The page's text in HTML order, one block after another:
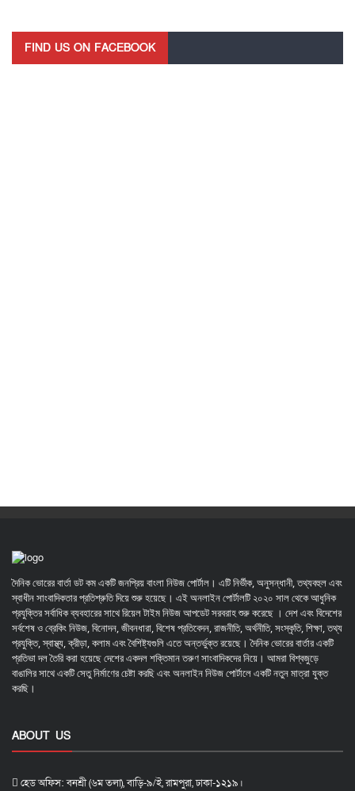
FIND US ON FACEBOOK
দৈনিক ভোরের বার্তা ডট কম একটি জনপ্রিয় বাংলা নিউজ পোর্টাল। এটি নির্ভীক, অনুসন্ধানী, তথ্যবহুল এবং
স্বাধীন সাংবাদিকতার প্রতিশ্রুতি দিয়ে শুরু হয়েছে। এই অনলাইন পোর্টালটি ২০২০ সাল থেকে আধুনিক
প্রযুক্তির সর্বাধিক ব্যবহারের সাথে রিয়েল টাইম নিউজ আপডেট সরবরাহ শুরু করেছে । দেশ এবং বিদেশের
সর্বশেষ ও ব্রেকিং নিউজ, বিনোদন, জীবনধারা, বিশেষ প্রতিবেদন, রাজনীতি, অর্থনীতি, সংস্কৃতি, শিক্ষা, তথ্য
প্রযুক্তি, স্বাস্থ্য, ক্রীড়া, কলাম এবং বৈশিষ্ট্যগুলি এতে অন্তর্ভুক্ত রয়েছে। দৈনিক ভোরের বার্তার একটি
প্রতিভা দল তৈরি করা হয়েছে দেশের একদল শক্তিমান তরুণ সাংবাদিকদের নিয়ে। আমরা বিশ্বজুড়ে
বাঙালির সাথে একটি সেতু নির্মাণের চেষ্টা করছি এবং অনলাইন নিউজ পোর্টালে একটি নতুন মাত্রা যুক্ত
করছি।
ABOUT US
হেড অফিস: বনশ্রী (৬ম তলা), বাড়ি-৯/ই, রামপুরা, ঢাকা-১২১৯।